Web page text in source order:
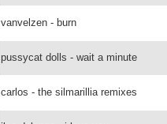
vanvelzen - burn
pussycat dolls - wait a minute
carlos - the silmarillia remixes